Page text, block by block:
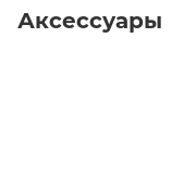
Аксессуары